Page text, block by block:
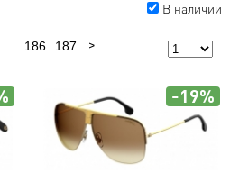
В наличии
186 187
-19%